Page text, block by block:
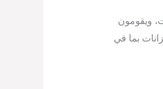
ويقومون
بما في